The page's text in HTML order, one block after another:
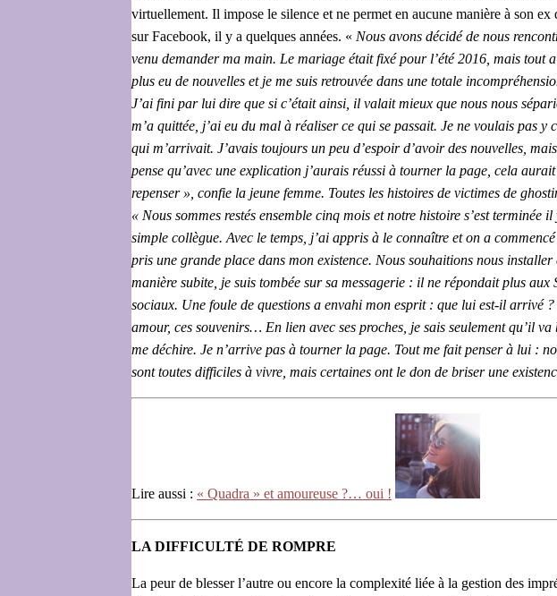
virtuellement. Il impose le silence et ne permet en aucune manière à son
sur Facebook, il y a quelques années. « Nous avons décidé de nous
venu demander ma main. Le mariage était fixé pour l’été 2016, mais tout
plus eu de nouvelles et je me suis retrouvée dans une totale
J’ai fini par lui dire que si c’était ainsi, il valait mieux que nous nous
m’a quittée, j’ai eu du mal à réaliser ce qui se passait. Je ne voulais pas
qui m’arrivait. J’avais toujours un peu d’espoir d’avoir des nouvelles,
pense qu’avec une explication j’aurais réussi à tourner la page, cela
repenser », confie la jeune femme. Toutes les histoires de victimes de
« Nous sommes restés ensemble cinq mois et notre histoire s’est
simple collègue. Avec le temps, j’ai appris à le connaître et on a
pris une grande place dans mon existence. Nous souhaitions nous
manière subite, je suis tombée sur sa messagerie : il ne répondait plus
sociaux. Une foule de questions a envahi mon esprit : que lui est-il arrivé
amour, ces souvenirs… En lien avec ses proches, je sais seulement qu’il
me déchire. Je n’arrive pas à tourner la page. Tout me fait penser à lui :
sont toutes difficiles à vivre, mais certaines ont le don de briser une
Lire aussi : « Quadra » et amoureuse ?… oui !
LA DIFFICULTÉ DE ROMPRE
La peur de blesser l’autre ou encore la complexité liée à la gestion des